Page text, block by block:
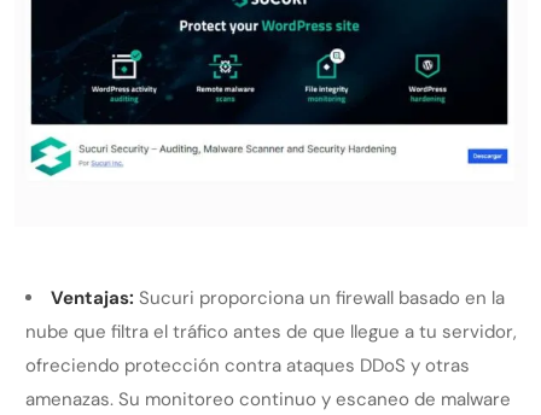
Ventajas: Sucuri proporciona un firewall basado en la
nube que filtra el tráfico antes de que llegue a tu servidor,
ofreciendo protección contra ataques DDoS y otras
amenazas. Su monitoreo continuo y escaneo de malware